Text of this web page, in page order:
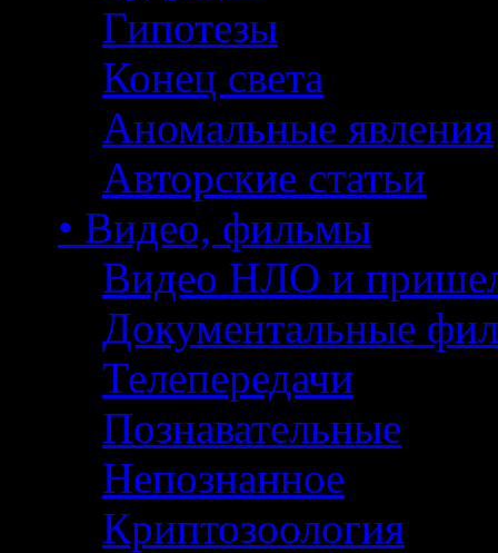
Гипотезы
Конец света
Аномальные явления
Авторские статьи
• Видео, фильмы
Видео НЛО и
Документальные
Телепередачи
Познавательные
Непознанное
Криптозоология